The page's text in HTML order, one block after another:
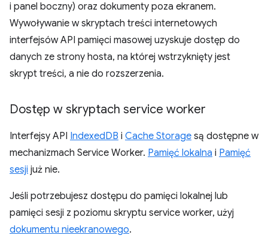
i panel boczny) oraz dokumenty poza ekranem.
Wywoływanie w skryptach treści internetowych
interfejsów API pamięci masowej uzyskuje dostęp do
danych ze strony hosta, na której wstrzyknięty jest
skrypt treści, a nie do rozszerzenia.
Dostęp w skryptach service worker
Interfejsy API IndexedDB i Cache Storage są dostępne w
mechanizmach Service Worker. Pamięć lokalna i Pamięć
sesji już nie.
Jeśli potrzebujesz dostępu do pamięci lokalnej lub
pamięci sesji z poziomu skryptu service worker, użyj
dokumentu nieekranowego.